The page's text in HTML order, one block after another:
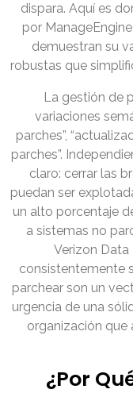
dispara. Aquí es
por
demuestran su
robustas que
La gestión de
variaciones
parches”,
parches”.
claro: cerrar las
puedan ser
un alto porcentaje
a sistemas no
Verizon
consistentemente
parchear son un
urgencia de una
organización que
¿Por